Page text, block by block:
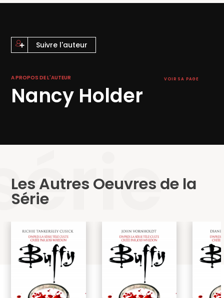
Suivre l'auteur
A PROPOS DE L'AUTEUR VOIR SA PAGE
Nancy Holder
Les Autres Oeuvres de la
Série